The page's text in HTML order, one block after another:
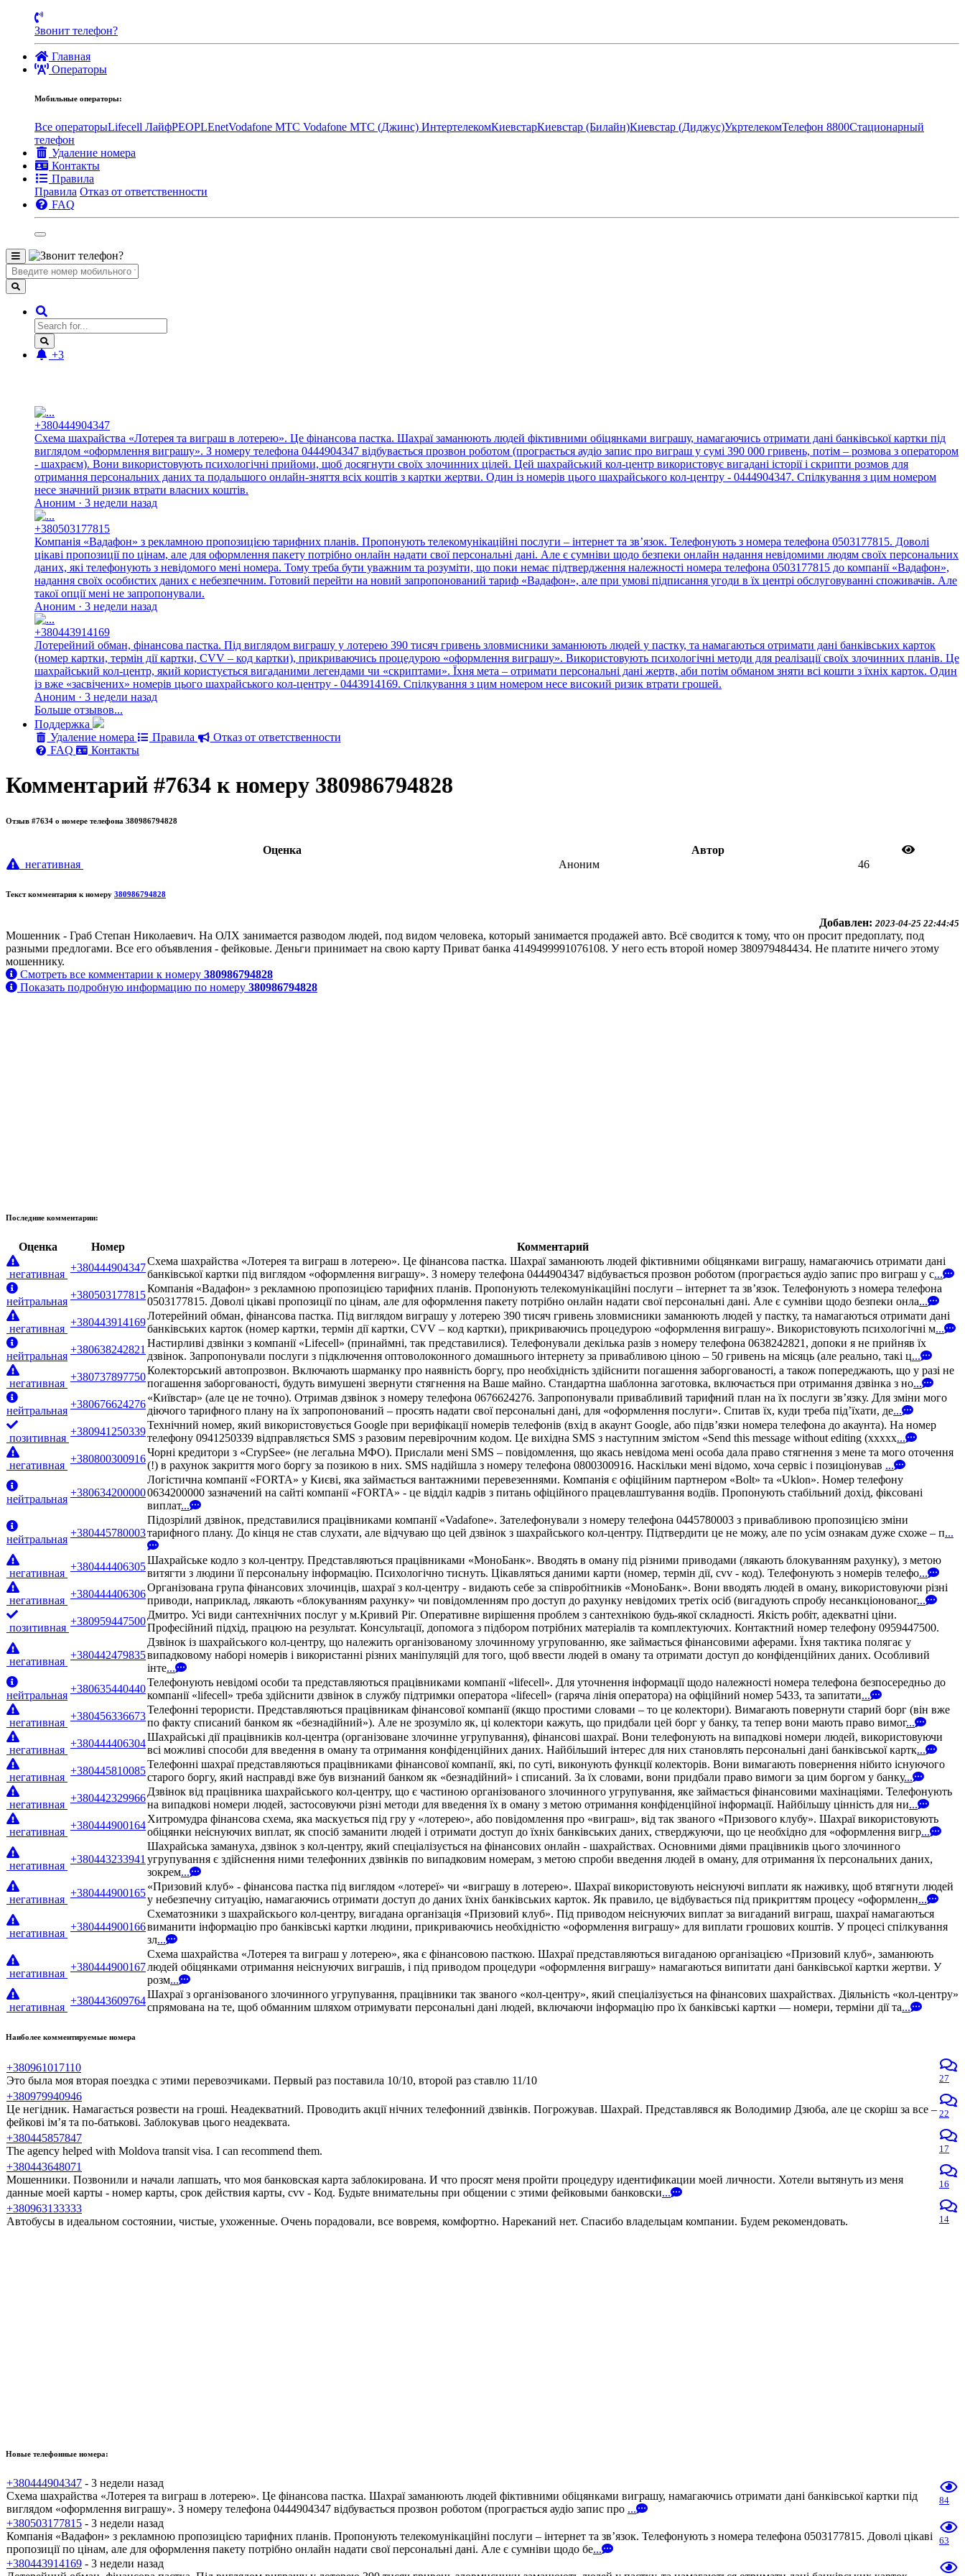
Звонит телефон?
Главная
Операторы
Мобильные операторы:
Все операторыLifecell ЛайфPEOPLEnetVodafone MTC Vodafone МТС (Джинс) ИнтертелекомКиевстарКиевстар (Билайн)Киевстар (Диджус)УкртелекомТелефон 8800Стационарный
телефон
Удаление номера
Контакты
Правила
Правила Отказ от ответственности
FAQ
+3
+380444904347
Схема шахрайства «Лотерея та виграш в лотерею». Це фінансова пастка. Шахраї заманюють людей фіктивними обіцянками виграшу, намагаючись отримати дані банківської картки під
виглядом «оформлення виграшу». З номеру телефона 0444904347 відбувається прозвон роботом (програється аудіо запис про виграш у сумі 390 000 гривень, потім – розмова з оператором
- шахраєм). Вони використовують психологічні прийоми, щоб досягнути своїх злочинних цілей. Цей шахрайський кол-центр використовує вигадані історії і скрипти розмов для
отримання персональних даних та подальшого онлайн-зняття всіх коштів з картки жертви. Один із номерів цього шахрайського кол-центру - 0444904347. Спілкування з цим номером
несе значний ризик втрати власних коштів.
Аноним · 3 недели назад
+380503177815
Компанія «Вадафон» з рекламною пропозицією тарифних планів. Пропонують телекомунікаційні послуги – інтернет та зв’язок. Телефонують з номера телефона 0503177815. Доволі
цікаві пропозиції по цінам, але для оформлення пакету потрібно онлайн надати свої персональні дані. Але є сумніви щодо безпеки онлайн надання невідомими людям своїх персональних
даних, які телефонують з невідомого мені номера. Тому треба бути уважним та розуміти, що поки немає підтвердження належності номера телефона 0503177815 до компанії «Вадафон»,
надання своїх особистих даних є небезпечним. Готовий перейти на новий запропонований тариф «Вадафон», але при умові підписання угоди в їх центрі обслуговуванні споживачів. Але
такої опції мені не запропонували.
Аноним · 3 недели назад
+380443914169
Лотерейний обман, фінансова пастка. Під виглядом виграшу у лотерею 390 тисяч гривень зловмисники заманюють людей у пастку, та намагаються отримати дані банківських карток
(номер картки, термін дії картки, CVV – код картки), прикриваючись процедурою «оформлення виграшу». Використовують психологічні методи для реалізації своїх злочинних планів. Це
шахрайський кол-центр, який користується вигаданими легендами чи «скриптами». Їхня мета – отримати персональні дані жертв, аби потім обманом зняти всі кошти з їхніх карток. Один
із вже «засвічених» номерів цього шахрайського кол-центру - 0443914169. Спілкування з цим номером несе високий ризик втрати грошей.
Аноним · 3 недели назад
Больше отзывов...
Поддержка
Удаление номера
Правила
Отказ от ответственности
FAQ
Контакты
Комментарий #7634 к номеру 380986794828
Отзыв #7634 о номере телефона 380986794828
Oценка
Автор
негативная
Аноним 46
Текст комментария к номеру 380986794828
Добавлен: 2023-04-25 22:44:45
Мошенник - Граб Степан Николаевич. На ОЛХ занимается разводом людей, под видом человека, который занимается продажей авто. Всё сводится к тому, что он просит предоплату, под
разными предлогами. Все его объявления - фейковые. Деньги принимает на свою карту Приват банка 4149499991076108. У него есть второй номер 380979484434. Не платите ничего этому
мошеннику.
Смотреть все комментарии к номеру 380986794828
Показать подробную информацию по номеру 380986794828
Последние комментарии:
Оценка Номер Комментарий
негативная
+380444904347
Схема шахрайства «Лотерея та виграш в лотерею». Це фінансова пастка. Шахраї заманюють людей фіктивними обіцянками виграшу, намагаючись отримати дані
банківської картки під виглядом «оформлення виграшу». З номеру телефона 0444904347 відбувається прозвон роботом (програється аудіо запис про виграш у с...
нейтральная
+380503177815
Компанія «Вадафон» з рекламною пропозицією тарифних планів. Пропонують телекомунікаційні послуги – інтернет та зв’язок. Телефонують з номера телефона
0503177815. Доволі цікаві пропозиції по цінам, але для оформлення пакету потрібно онлайн надати свої персональні дані. Але є сумніви щодо безпеки онла...
негативная
+380443914169
Лотерейний обман, фінансова пастка. Під виглядом виграшу у лотерею 390 тисяч гривень зловмисники заманюють людей у пастку, та намагаються отримати дані
банківських карток (номер картки, термін дії картки, CVV – код картки), прикриваючись процедурою «оформлення виграшу». Використовують психологічні м...
нейтральная
+380638242821
Настирливі дзвінки з компанії «Lifecell» (принаймні, так представилися). Телефонували декілька разів з номеру телефона 0638242821, допоки я не прийняв їх
дзвінок. Запропонували послуги з підключення оптоволоконного домашнього інтернету за привабливою ціною – 50 гривень на місяць (але реально, такі ц...
негативная
+380737897750
Колекторський автопрозвон. Включають шарманку про наявність боргу, про необхідність здійснити погашення заборгованості, а також попереджають, що у разі не
погашення заборгованості, будуть вимушені звернути стягнення на Ваше майно. Стандартна шаблонна заготовка, включається при отримання дзвінка з но...
нейтральная
+380676624276
«Київстар» (але це не точно). Отримав дзвінок з номеру телефона 0676624276. Запропонували привабливий тарифний план на їх послуги зв’язку. Для зміни мого
діючого тарифного плану на їх запропонований – просять надати свої персональні дані, для «оформлення послуги». Спитав їх, куди треба під’їхати, де...
позитивная
+380941250339
Технічний номер, який використовується Google при верифікації номерів телефонів (вхід в акаунт Google, або підв’язки номера телефона до акаунта). На номер
телефону 0941250339 відправляється SMS з разовим перевірочним кодом. Це вихідна SMS з наступним змістом «Send this message without editing (xxxxx...
негативная
+380800300916
Чорні кредитори з «CrypSee» (не легальна МФО). Прислали мені SMS – повідомлення, що якась невідома мені особа дала право стягнення з мене та мого оточення
(!) в рахунок закриття мого боргу за позикою в них. SMS надійшла з номеру телефона 0800300916. Наскільки мені відомо, хоча сервіс і позиціонував ...
нейтральная
+380634200000
Логістична компанії «FORTA» у Києві, яка займається вантажними перевезеннями. Компанія є офіційним партнером «Bolt» та «Uklon». Номер телефону
0634200000 зазначений на сайті компанії «FORTA» - це відділ кадрів з питань офіційного працевлаштування водіїв. Пропонують стабільний дохід, фіксовані
виплат...
нейтральная
+380445780003
Підозрілий дзвінок, представилися працівниками компанії «Vadafone». Зателефонували з номеру телефона 0445780003 з привабливою пропозицією зміни
тарифного плану. До кінця не став слухати, але відчуваю що цей дзвінок з шахрайського кол-центру. Підтвердити це не можу, але по усім ознакам дуже схоже – п...
негативная
+380444406305
Шахрайське кодло з кол-центру. Представляються працівниками «МоноБанк». Вводять в оману під різними приводами (лякають блокуванням рахунку), з метою
витягти з людини її персональну інформацію. Психологічно тиснуть. Цікавляться даними карти (номер, термін дії, cvv - код). Телефонують з номерів телефо...
негативная
+380444406306
Організована група фінансових злочинців, шахраї з кол-центру - видають себе за співробітників «МоноБанк». Вони вводять людей в оману, використовуючи різні
приводи, наприклад, лякають «блокуванням рахунку» чи повідомленням про доступ до рахунку невідомих третіх осіб (вигадують спробу несанкціонованог...
позитивная
+380959447500
Дмитро. Усі види сантехнічних послуг у м.Кривий Ріг. Оперативне вирішення проблем з сантехнікою будь-якої складності. Якість робіт, адекватні ціни.
Професійний підхід, працюю на результат. Консультації, допомога з підбором потрібних матеріалів та комплектуючих. Контактний номер телефону 0959447500.
негативная
+380442479835
Дзвінок із шахрайського кол-центру, що належить організованому злочинному угрупованню, яке займається фінансовими аферами. Їхня тактика полягає у
випадковому наборі номерів і використанні різних маніпуляцій для того, щоб ввести людей в оману та отримати доступ до конфіденційних даних. Особливий
інте...
нейтральная
+380635440440
Телефонують невідомі особи та представляються працівниками компанії «lifecell». Для уточнення інформації щодо належності номера телефона безпосередньо до
компанії «lifecell» треба здійснити дзвінок в службу підтримки оператора «lifecell» (гаряча лінія оператора) на офіційний номер 5433, та запитати...
негативная
+380456336673
Телефонні терористи. Представляються працівникам фінансової компанії (якщо простими словами – то це колектори). Вимагають повернути старий борг (він вже
по факту списаний банком як «безнадійний»). Але не зрозуміло як, ці колектори кажуть, що придбали цей борг у банку, та тепер вони мають право вимог...
негативная
+380444406304
Шахрайські дії працівників кол-центра (організоване злочинне угрупування), фінансові шахраї. Вони телефонують на випадкові номери людей, використовуючи
всі можливі способи для введення в оману та отримання конфіденційних даних. Найбільший інтерес для них становлять персональні дані банківської картк...
негативная
+380445810085
Телефонні шахраї представляються працівниками фінансової компанії, які, по суті, виконують функції колекторів. Вони вимагають повернення нібито існуючого
старого боргу, який насправді вже був визнаний банком як «безнадійний» і списаний. За їх словами, вони придбали право вимоги за цим боргом у банку...
негативная
+380442329966
Дзвінок від працівника шахрайського кол-центру, що є частиною організованого злочинного угрупування, яке займається фінансовими махінаціями. Телефонують
на випадкові номери людей, застосовуючи різні методи для введення їх в оману з метою отримання конфіденційної інформації. Найбільшу цінність для ни...
негативная
+380444900164
Хитромудра фінансова схема, яка маскується під гру у «лотерею», або повідомлення про «виграш», від так званого «Призового клубу». Шахраї використовують
обіцянки неіснуючих виплат, як спосіб заманити людей і отримати доступ до їхніх банківських даних, стверджуючи, що це необхідно для «оформлення вигр...
негативная
+380443233941
Шахрайська замануха, дзвінок з кол-центру, який спеціалізується на фінансових онлайн - шахрайствах. Основними діями працівників цього злочинного
угрупування є здійснення ними телефонних дзвінків по випадковим номерам, з метою спроби введення людей в оману, для отримання їх персональних даних,
зокрем...
негативная
+380444900165
«Призовий клуб» - фінансова пастка під виглядом «лотереї» чи «виграшу в лотерею». Шахраї використовують неіснуючі виплати як наживку, щоб втягнути людей
у небезпечну ситуацію, намагаючись отримати доступ до даних їхніх банківських карток. Як правило, це відбувається під прикриттям процесу «оформленн...
негативная
+380444900166
Схематозники з шахрайскього кол-центру, вигадана організація «Призовий клуб». Під приводом неіснуючих виплат за вигаданий виграш, шахраї намагаються
виманити інформацію про банківські картки людини, прикриваючись необхідністю «оформлення виграшу» для виплати грошових коштів. У процесі спілкування
зл...
негативная
+380444900167
Схема шахрайства «Лотерея та виграш у лотерею», яка є фінансовою пасткою. Шахраї представляються вигаданою організацією «Призовий клуб», заманюють
людей обіцянками отримання неіснуючих виграшів, і під приводом процедури «оформлення виграшу» намагаються випитати дані банківської картки жертви. У
розм...
негативная
+380443609764
Шахраї з організованого злочинного угрупування, працівники так званого «кол-центру», який спеціалізується на фінансових шахрайствах. Діяльність «кол-центру»
спрямована на те, щоб обманним шляхом отримувати персональні дані людей, включаючи інформацію про їх банківські картки — номери, терміни дії та...
Наиболее комментируемые номера
+380961017110
Это была моя вторая поездка с этими перевозчиками. Первый раз поставила 10/10, второй раз ставлю 11/10
27
+380979940946
Це негідник. Намагається розвести на гроші. Неадекватний. Проводить акції нічних телефонний дзвінків. Погрожував. Шахрай. Представлявся як Володимир Дзюба, але це скоріш за все –
фейкові ім’я та по-батькові. Заблокував цього неадеквата.
22
+380445857847
The agency helped with Moldova transit visa. I can recommend them.
17
+380443648071
Мошенники. Позвонили и начали лапшать, что моя банковская карта заблокирована. И что просят меня пройти процедуру идентификации моей личности. Хотели вытянуть из меня
данные моей карты - номер карты, срок действия карты, cvv - Код. Будьте внимательны при общении с этими фейковыми банковски...
16
+380963133333
Автобусы в идеальном состоянии, чистые, ухоженные. Очень порадовали, все вовремя, комфортно. Нареканий нет. Спасибо владельцам компании. Будем рекомендовать.
14
Новые телефонные номера:
+380444904347 - 3 недели назад
Схема шахрайства «Лотерея та виграш в лотерею». Це фінансова пастка. Шахраї заманюють людей фіктивними обіцянками виграшу, намагаючись отримати дані банківської картки під
виглядом «оформлення виграшу». З номеру телефона 0444904347 відбувається прозвон роботом (програється аудіо запис про ...
84
+380503177815 - 3 недели назад
Компанія «Вадафон» з рекламною пропозицією тарифних планів. Пропонують телекомунікаційні послуги – інтернет та зв’язок. Телефонують з номера телефона 0503177815. Доволі цікаві
пропозиції по цінам, але для оформлення пакету потрібно онлайн надати свої персональні дані. Але є сумніви щодо бе...
63
+380443914169 - 3 недели назад